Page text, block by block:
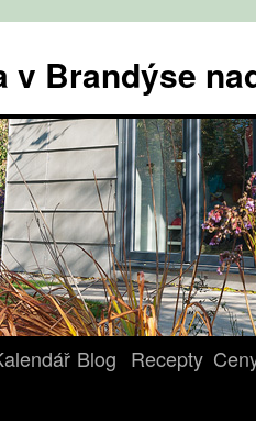
v Brandýse
Blog Recepty